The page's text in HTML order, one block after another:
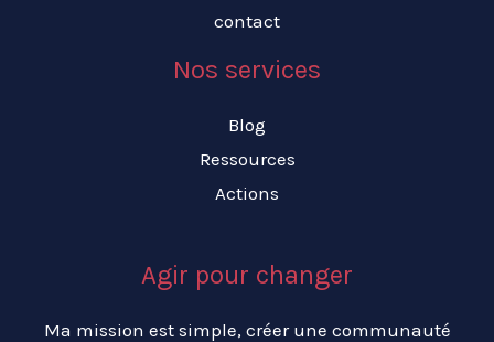
contact
Nos services
Blog
Ressources
Actions
Agir pour changer
Ma mission est simple, créer une communauté